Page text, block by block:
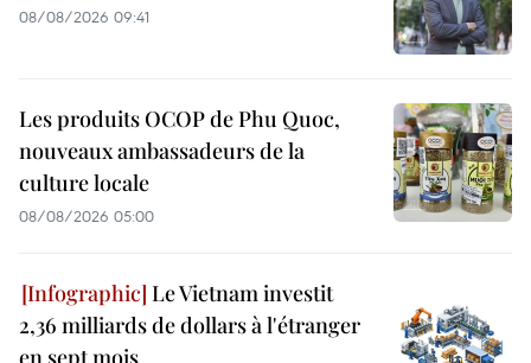
08/08/2026 09:41
Les produits OCOP de Phu Quoc,
nouveaux ambassadeurs de la
culture locale
08/08/2026 05:00
Le Vietnam investit
2,36 milliards de dollars à l'étranger